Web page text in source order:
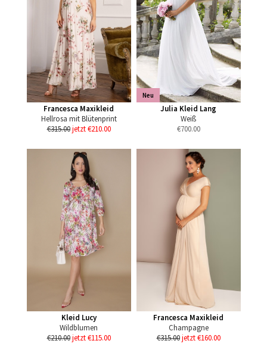
Francesca Maxikleid
Hellrosa mit Blütenprint
€315.00 jetzt €210.00
Neu
Julia Kleid Lang
Weiß
€700.00
Kleid Lucy
Wildblumen
€210.00 jetzt €115.00
Francesca Maxikleid
Champagne
€315.00 jetzt €160.00